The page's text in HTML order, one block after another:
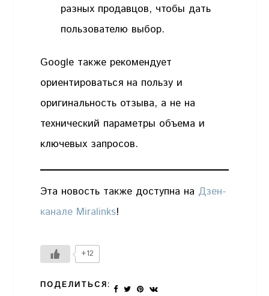
разных продавцов, чтобы дать
пользователю выбор.
Google также рекомендует
ориентироваться на пользу и
оригинальность отзыва, а не на
технический параметры объема и
ключевых запросов.
Эта новость также доступна на Дзен-
канале Miralinks!
+12
ПОДЕЛИТЬСЯ: